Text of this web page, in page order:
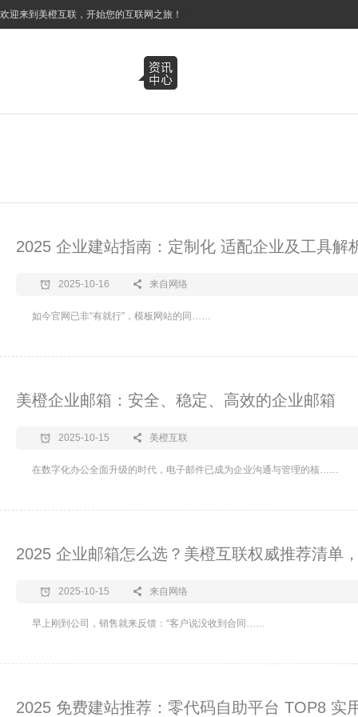
欢迎来到美橙互联，开始您的互联网之旅！
2025 企业建站指南：定制化 适配企业及工具解
2025-10-16 来自网络
如今官网已非“有就行”，模板网站的同……
美橙企业邮箱：安全、稳定、高效的企业邮箱
2025-10-15 美橙互联
在数字化办公全面升级的时代，电子邮件已成为企业沟通与管理的核……
2025 企业邮箱怎么选？美橙互联权威推荐清单
2025-10-15 来自网络
​早上刚到公司，销售就来反馈：“客户说没收到合同……
2025 免费建站推荐：零代码自助平台 TOP8 实